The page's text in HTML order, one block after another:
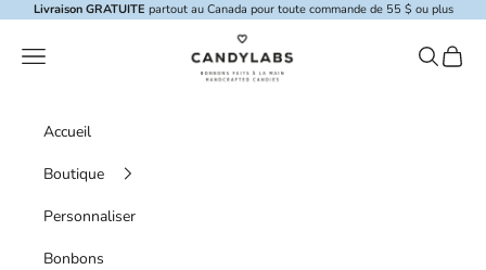
Skip to content
Livraison GRATUITE partout au Canada pour toute commande de 55 $ ou plus
Candylabs
Menu de navigation
Panier
Accueil
Boutique
Personnaliser
Bonbons